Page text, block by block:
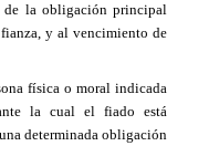
la obligación principal
y al vencimiento de
física o moral indicada
la cual el fiado está
determinada obligación